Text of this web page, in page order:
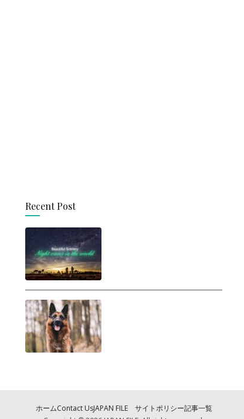
Recent Post
ホームContact UsJAPAN FILE サイトポリシー記事一覧